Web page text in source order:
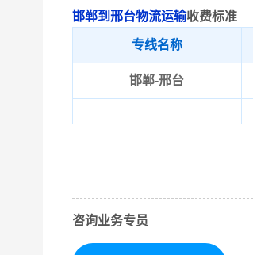
邯郸到邢台物流运输收费标准
专线名称
邯郸-邢台
咨询业务专员